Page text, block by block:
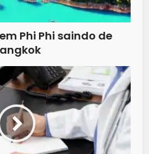
Phi Phi saindo de